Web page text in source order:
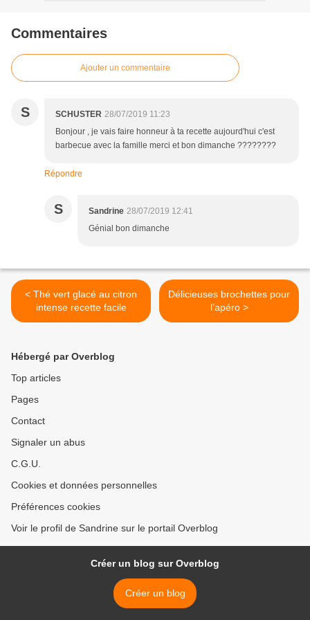
Commentaires
Ajouter un commentaire
S SCHUSTER 28/07/2019 11:23
Bonjour , je vais faire honneur à ta recette aujourd'hui c'est
barbecue avec la famille merci et bon dimanche ????????
Répondre
S Sandrine 28/07/2019 12:41
Génial bon dimanche
< Thé vert glacé au citron
intense recette facile
Délicieuses brochettes pour
l’apéro >
Hébergé par Overblog
Top articles
Pages
Contact
Signaler un abus
C.G.U.
Cookies et données personnelles
Préférences cookies
Voir le profil de Sandrine sur le portail Overblog
Créer un blog sur Overblog
Créer un blog